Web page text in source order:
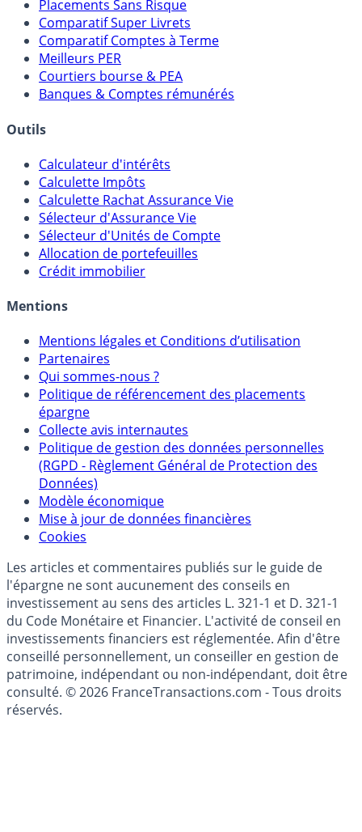
Placements Sans Risque
Comparatif Super Livrets
Comparatif Comptes à Terme
Meilleurs PER
Courtiers bourse & PEA
Banques & Comptes rémunérés
Outils
Calculateur d'intérêts
Calculette Impôts
Calculette Rachat Assurance Vie
Sélecteur d'Assurance Vie
Sélecteur d'Unités de Compte
Allocation de portefeuilles
Crédit immobilier
Mentions
Mentions légales et Conditions d’utilisation
Partenaires
Qui sommes-nous ?
Politique de référencement des placements
épargne
Collecte avis internautes
Politique de gestion des données personnelles
(RGPD - Règlement Général de Protection des
Données)
Modèle économique
Mise à jour de données financières
Cookies
Les articles et commentaires publiés sur le guide de
l'épargne ne sont aucunement des conseils en
investissement au sens des articles L. 321-1 et D. 321-1
du Code Monétaire et Financier. L'activité de conseil en
investissements financiers est réglementée. Afin d'être
conseillé personnellement, un conseiller en gestion de
patrimoine, indépendant ou non-indépendant, doit être
consulté. © 2026 FranceTransactions.com - Tous droits
réservés.